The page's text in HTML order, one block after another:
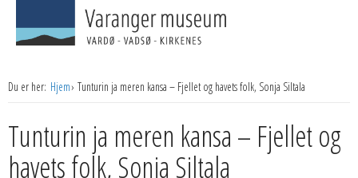
Du er her: Hjem Tunturin ja meren kansa – Fjellet og havets folk, Sonja Siltala
Tunturin ja meren kansa – Fjellet og
havets folk, Sonja Siltala